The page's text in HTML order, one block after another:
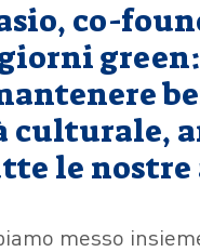
co-
le
messo